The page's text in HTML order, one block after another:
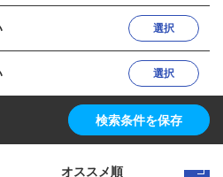
選択
選択
検索条件を保存